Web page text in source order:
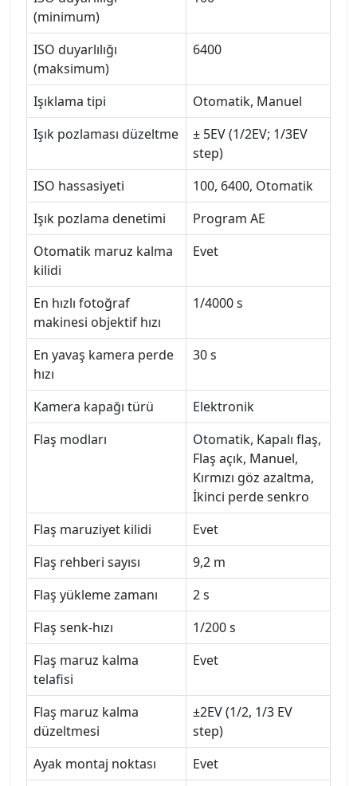
(minimum)
ISO duyarlılığı
(maksimum)
6400
Işıklama tipi
Otomatik, Manuel
Işık pozlaması düzeltme
± 5EV (1/2EV; 1/3EV
step)
ISO hassasiyeti
100, 6400, Otomatik
Işık pozlama denetimi
Program AE
Otomatik maruz kalma
kilidi
Evet
En hızlı fotoğraf
makinesi objektif hızı
1/4000 s
En yavaş kamera perde
hızı
30 s
Kamera kapağı türü
Elektronik
Flaş modları
Otomatik, Kapalı flaş,
Flaş açık, Manuel,
Kırmızı göz azaltma,
İkinci perde senkro
Flaş maruziyet kilidi
Evet
Flaş rehberi sayısı
9,2 m
Flaş yükleme zamanı
2 s
Flaş senk-hızı
1/200 s
Flaş maruz kalma
telafisi
Evet
Flaş maruz kalma
düzeltmesi
±2EV (1/2, 1/3 EV
step)
Ayak montaj noktası
Evet